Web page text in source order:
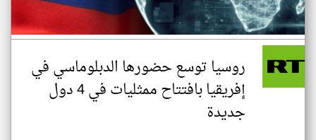
روسيا توسع حضورها الدبلوماسي في
إفريقيا بافتتاح ممثليات في 4 دول
جديدة